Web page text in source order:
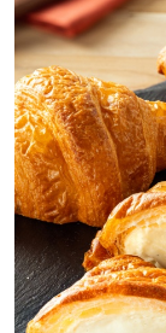
下
の
矢
印
キ
ー
ま
た
は
タ
ッ